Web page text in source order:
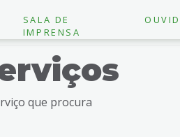
SALA DE
IMPRENSA
que procura